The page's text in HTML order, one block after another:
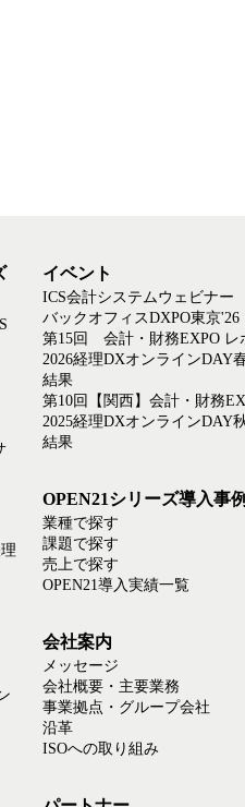
イベント
ICS会計システムウェビナー
バックオフィスDXPO東京'26
第15回 会計・財務EXPO レ
2026経理DXオンラインDAY
結果
第10回【関西】会計・財務
2025経理DXオンラインDAY
結果
OPEN21シリーズ導入事
業種で探す
課題で探す
売上で探す
OPEN21導入実績一覧
会社案内
メッセージ
会社概要・主要業務
事業拠点・グループ会社
沿革
ISOへの取り組み